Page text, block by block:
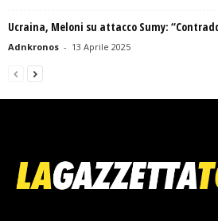
Ucraina, Meloni su attacco Sumy:
Adnkronos - 13 Aprile 2025